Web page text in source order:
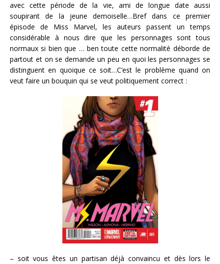
avec cette période de la vie, ami de longue date aussi
soupirant de la jeune demoiselle…Bref dans ce premier
épisode de Miss Marvel, les auteurs passent un temps
considérable à nous dire que les personnages sont tous
normaux si bien que … ben toute cette normalité déborde de
partout et on se demande un peu en quoi les personnages se
distinguent en quoique ce soit…C’est le problème quand on
veut faire un bouquin qui se veut politiquement correct :
– soit vous êtes un partisan déjà convaincu et dès lors le